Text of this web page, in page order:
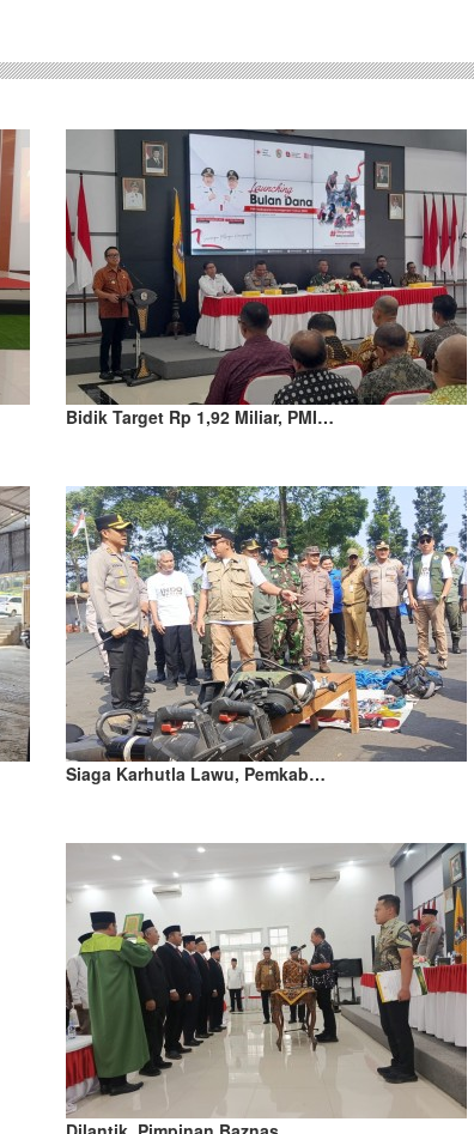
Bidik Target Rp 1,92 Miliar, PMI…
Siaga Karhutla Lawu, Pemkab…